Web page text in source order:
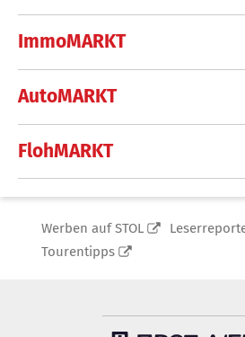
ImmoMARKT
AutoMARKT
FlohMARKT
Werben auf STOL
Tourentipps